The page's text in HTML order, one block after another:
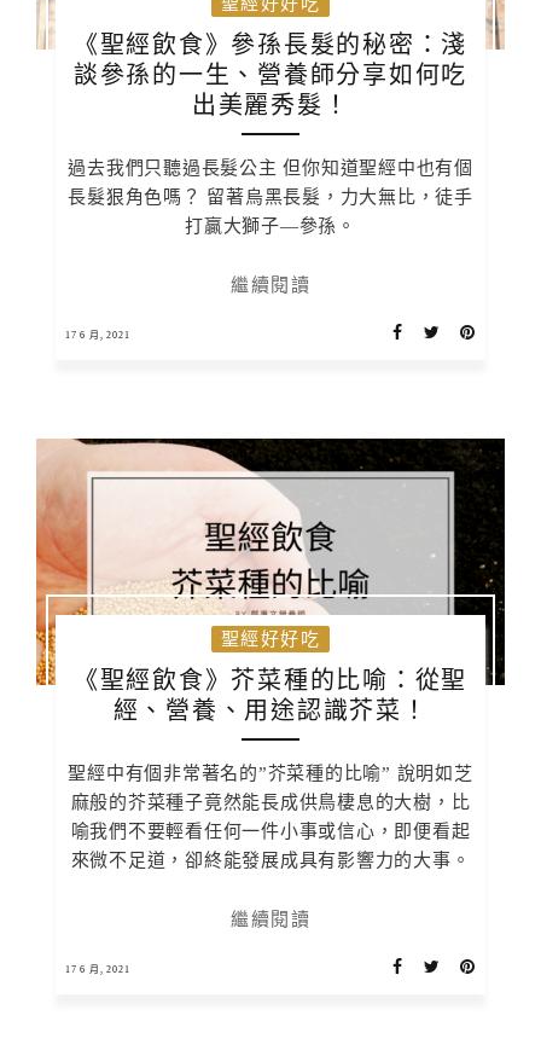
《聖經飲食》參孫長髮的秘密：淺
談參孫的一生、營養師分享如何吃
出美麗秀髮！
過去我們只聽過長髮公主 但你知道聖經中也有個
長髮狠角色嗎？ 留著烏黑長髮，力大無比，徒手
打贏大獅子—參孫。
繼續閱讀
17 6 月, 2021
聖經好好吃
《聖經飲食》芥菜種的比喻：從聖
經、營養、用途認識芥菜！
聖經中有個非常著名的”芥菜種的比喻” 說明如芝
麻般的芥菜種子竟然能長成供鳥棲息的大樹，比
喻我們不要輕看任何一件小事或信心，即便看起
來微不足道，卻終能發展成具有影響力的大事。
繼續閱讀
17 6 月, 2021